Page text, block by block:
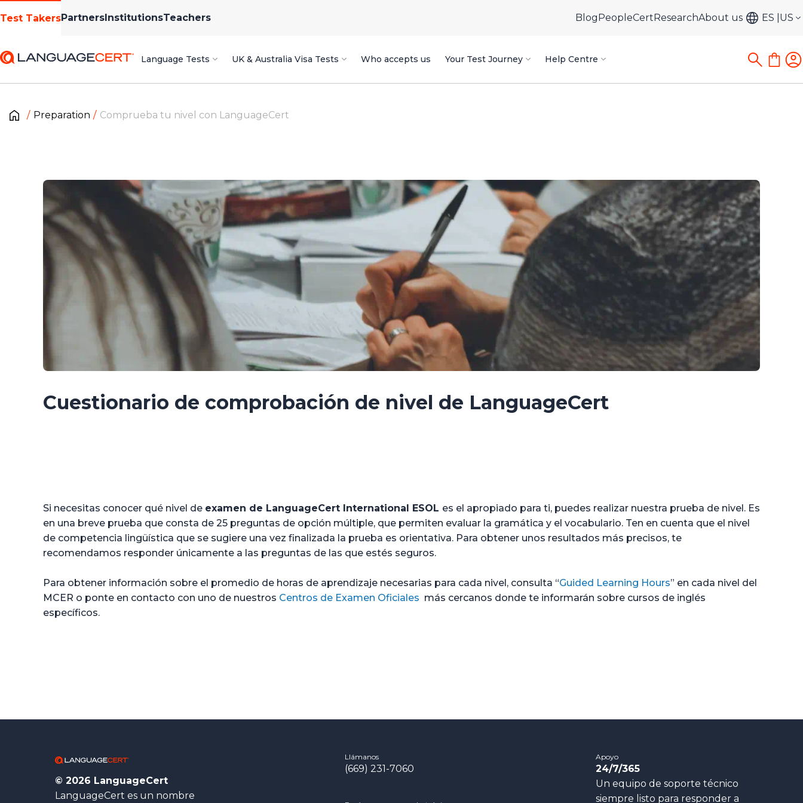
Test TakersPartnersInstitutionsTeachers BlogPeopleCertResearchAbout us ES US
Language Tests UK & Australia Visa Tests Who accepts us Your Test Journey Help Centre
Preparation Comprueba tu nivel con LanguageCert
Cuestionario de comprobación de nivel de LanguageCert
Si necesitas conocer qué nivel de examen de LanguageCert International ESOL es el apropiado para ti, puedes realizar nuestra prueba de nivel. Es
en una breve prueba que consta de 25 preguntas de opción múltiple, que permiten evaluar la gramática y el vocabulario. Ten en cuenta que el nivel
de competencia lingüística que se sugiere una vez finalizada la prueba es orientativa. Para obtener unos resultados más precisos, te
recomendamos responder únicamente a las preguntas de las que estés seguros.
Para obtener información sobre el promedio de horas de aprendizaje necesarias para cada nivel, consulta “Guided Learning Hours” en cada nivel del
MCER o ponte en contacto con uno de nuestros Centros de Examen Oficiales más cercanos donde te informarán sobre cursos de inglés
específicos.
© 2026 LanguageCert
LanguageCert es un nombre
Llámanos
(669) 231-7060
Apoyo
24/7/365
Un equipo de soporte técnico
siempre listo para responder a